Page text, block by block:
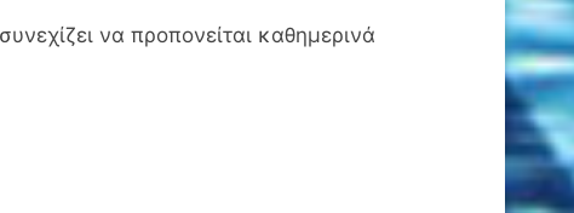
να προπονείται καθημερινά